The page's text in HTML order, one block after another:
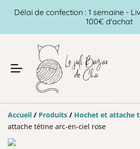
Délai de confection : 1 semaine -
100€ d'achat
Accueil / Produits / Hochet et attache
attache tétine arc-en-ciel rose